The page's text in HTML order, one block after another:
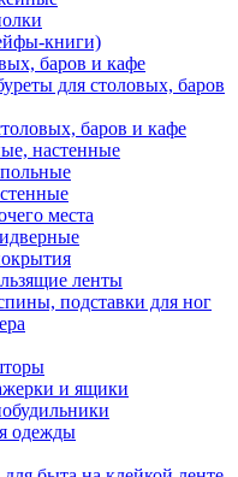
книги)
баров и кафе
для столовых, баров
баров и кафе
настенные
места
ленты
подставки для ног
и ящики
одежды